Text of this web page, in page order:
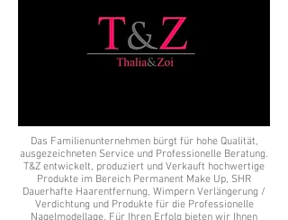
Das Familienunternehmen bürgt für hohe Qualität,
ausgezeichneten Service und Professionelle Beratung.
T&Z entwickelt, produziert und Verkauft hochwertige
Produkte im Bereich Permanent Make Up, SHR
Dauerhafte Haarentfernung, Wimpern Verlängerung /
Verdichtung und Produkte für die Professionelle
Nagelmodellage. Für Ihren Erfolg bieten wir Ihnen